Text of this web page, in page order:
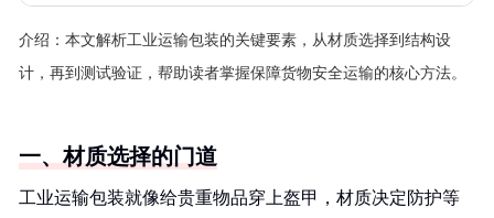
介绍： 本文解析工业运输包装的关键要素，从材质选择到结构设
计，再到测试验证，帮助读者掌握保障货物安全运输的核心方法。
一、材质选择的门道
工业运输包装就像给贵重物品穿上盔甲，材质决定防护等